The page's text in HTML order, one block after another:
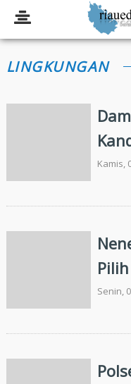
LINGKUNGAN
Kamis,
Senin,